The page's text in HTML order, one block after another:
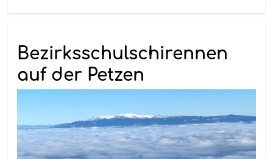
Bezirksschulschirennen
auf der Petzen